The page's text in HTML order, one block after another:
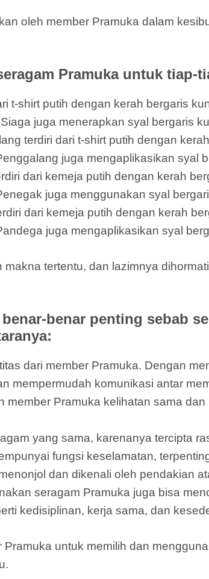
oleh member Pramuka dalam
Pramuka untuk tiap-
t-shirt putih dengan kerah bergaris
juga menerapkan syal bergaris
terdiri dari t-shirt putih dengan
juga mengaplikasikan syal
dari kemeja putih dengan kerah
juga menggunakan syal
dari kemeja putih dengan kerah
juga mengaplikasikan syal
tertentu, dan lazimnya
benar penting sebab
dari member Pramuka. Dengan
mempermudah komunikasi antar
member Pramuka kelihatan sama
yang sama, karenanya tercipta
fungsi keselamatan,
dan dikenali oleh pendakian
seragam Pramuka juga bisa
kedisiplinan, kerja sama, dan
untuk memilih dan